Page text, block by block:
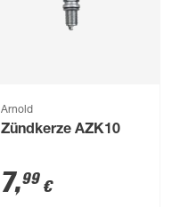
Arnold
Zündkerze AZK10
7,99 €